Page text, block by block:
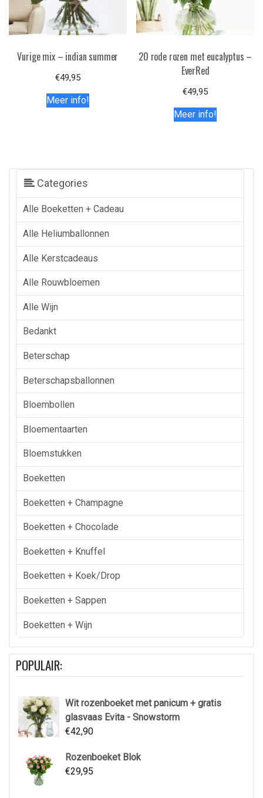
Vurige mix – indian summer
€49,95
Meer info!
20 rode rozen met eucalyptus –
EverRed
€49,95
Meer info!
Categories
Alle Boeketten + Cadeau
Alle Heliumballonnen
Alle Kerstcadeaus
Alle Rouwbloemen
Alle Wijn
Bedankt
Beterschap
Beterschapsballonnen
Bloembollen
Bloementaarten
Bloemstukken
Boeketten
Boeketten + Champagne
Boeketten + Chocolade
Boeketten + Knuffel
Boeketten + Koek/drop
Boeketten + Sappen
Boeketten + Wijn
POPULAIR:
Wit rozenboeket met panicum + gratis
glasvaas Evita - Snowstorm
€42,90
Rozenboeket Blok
€29,95